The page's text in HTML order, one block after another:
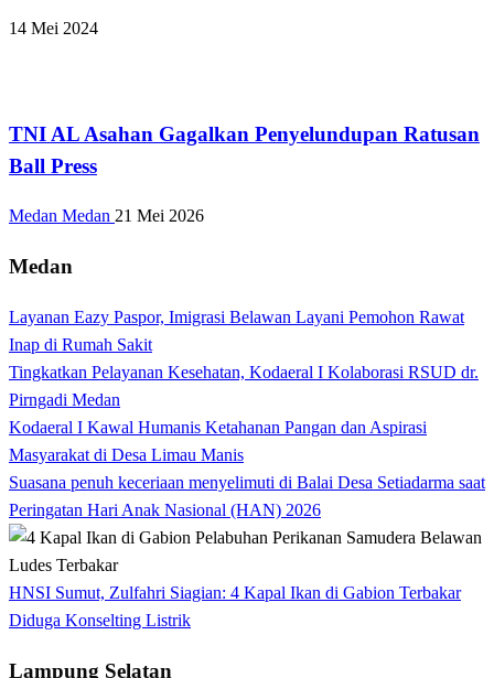
14 Mei 2024
TNI AL Asahan Gagalkan Penyelundupan Ratusan
Ball Press
Medan Medan 21 Mei 2026
Medan
Layanan Eazy Paspor, Imigrasi Belawan Layani Pemohon Rawat
Inap di Rumah Sakit
Tingkatkan Pelayanan Kesehatan, Kodaeral I Kolaborasi RSUD dr.
Pirngadi Medan‎
Kodaeral I Kawal Humanis Ketahanan Pangan dan Aspirasi
Masyarakat di Desa Limau Manis
Suasana penuh keceriaan menyelimuti di Balai Desa Setiadarma saat
Peringatan Hari Anak Nasional (HAN) 2026
HNSI Sumut, Zulfahri Siagian: 4 Kapal Ikan di Gabion Terbakar
Diduga Konselting Listrik
Lampung Selatan